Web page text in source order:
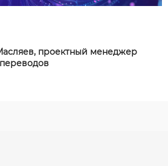
проектный менеджер